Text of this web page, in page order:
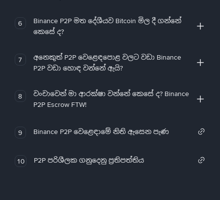
6
Binance P2P මත දේශීයව Bitcoin මිල දී ගන්නේ
කෙසේ ද?
7
අනෙකුත් P2P වෙළෙඳපොළ වලට වඩා Binance
P2P වඩා හොඳ වන්නේ ඇයි?
8
වංචාවෙන් මා ආරක්ෂා වන්නේ කෙසේ ද? Binance
P2P Escrow FTW!
9 Binance P2P වෙළෙඳාමේ නිති ඇසෙන පැණ
10 P2P පරිශීලක ගනුදෙනු ප්‍රතිපත්තිය